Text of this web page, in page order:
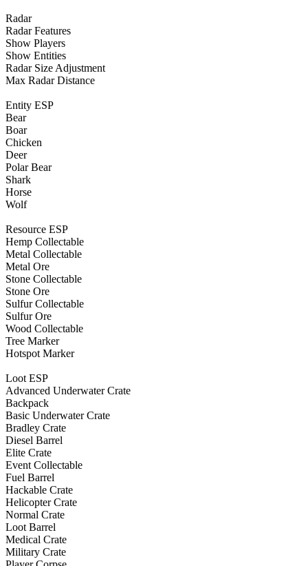
Radar
Radar Features
Show Players
Show Entities
Radar Size Adjustment
Max Radar Distance
Entity ESP
Bear
Boar
Chicken
Deer
Polar Bear
Shark
Horse
Wolf
Resource ESP
Hemp Collectable
Metal Collectable
Metal Ore
Stone Collectable
Stone Ore
Sulfur Collectable
Sulfur Ore
Wood Collectable
Tree Marker
Hotspot Marker
Loot ESP
Advanced Underwater Crate
Backpack
Basic Underwater Crate
Bradley Crate
Diesel Barrel
Elite Crate
Event Collectable
Fuel Barrel
Hackable Crate
Helicopter Crate
Normal Crate
Loot Barrel
Medical Crate
Military Crate